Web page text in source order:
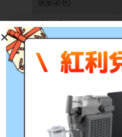
速度(彩色)
掃描速度
影印解析度
影印速度(黑色)